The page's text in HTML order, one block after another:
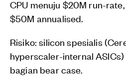
CPU menuju $20M run-
$50M annualised.
Risiko: silicon spesialis
hyperscaler-internal
bagian bear case.